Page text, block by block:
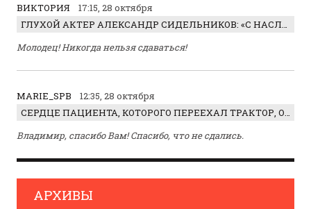
ВИКТОРИЯ
17:15, 28 октября
ГЛУХОЙ АКТЕР АЛЕКСАНДР СИДЕЛЬНИКОВ: «С НАСЛАЖДЕНИЕМ ИГРАЛ ОТРИЦАТЕЛЬНОГО ГЕРОЯ!»
Молодец! Никогда нельзя сдаваться!
MARIE_SPB
12:35, 28 октября
СЕРДЦЕ ПАЦИЕНТА, КОТОРОГО ПЕРЕЕХАЛ ТРАКТОР, ОБНАРУЖИЛИ… В ЖИВОТЕ
Владимир, спасибо Вам! Спасибо, что не сдались.
АРХИВЫ